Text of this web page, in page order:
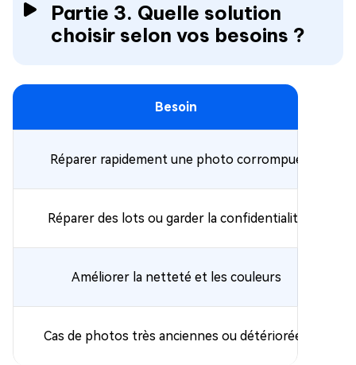
Partie 3. Quelle solution
choisir selon vos besoins ?
Besoin
Réparer rapidement une photo corrompue
Réparer des lots ou garder la confidentialité
Améliorer la netteté et les couleurs
Cas de photos très anciennes ou détériorées